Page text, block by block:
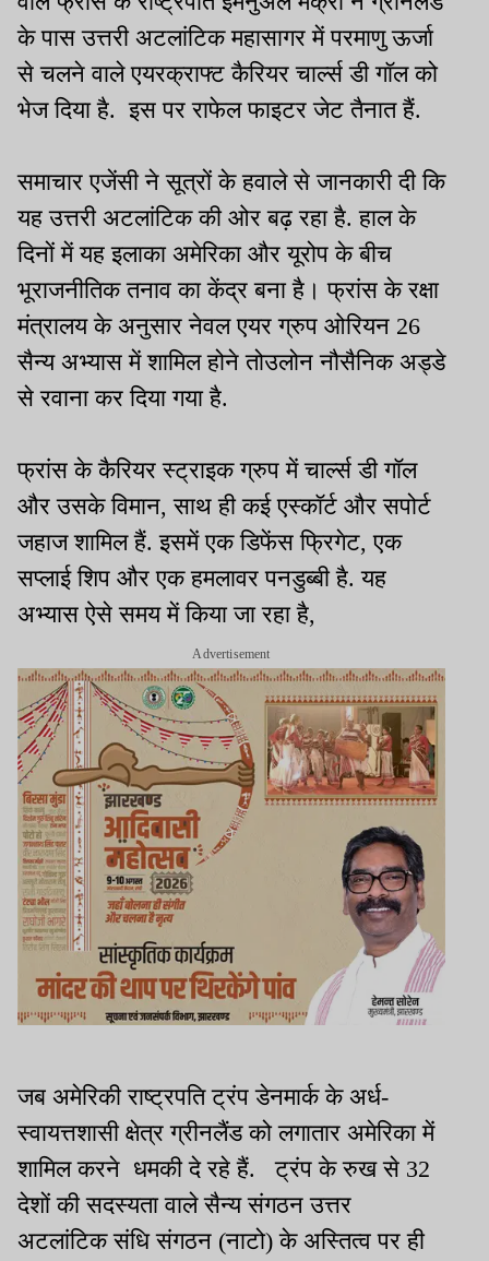
के पास उत्तरी अटलांटिक महासागर में परमाणु ऊर्जा
से चलने वाले एयरक्राफ्ट कैरियर चार्ल्स डी गॉल को
भेज दिया है. इस पर राफेल फाइटर जेट तैनात हैं.
समाचार एजेंसी ने सूत्रों के हवाले से जानकारी दी कि
यह उत्तरी अटलांटिक की ओर बढ़ रहा है. हाल के
दिनों में यह इलाका अमेरिका और यूरोप के बीच
भूराजनीतिक तनाव का केंद्र बना है। फ्रांस के रक्षा
मंत्रालय के अनुसार नेवल एयर ग्रुप ओरियन 26
सैन्य अभ्यास में शामिल होने तोउलोन नौसैनिक अड्डे
से रवाना कर दिया गया है.
फ्रांस के कैरियर स्ट्राइक ग्रुप में चार्ल्स डी गॉल
और उसके विमान, साथ ही कई एस्कॉर्ट और सपोर्ट
जहाज शामिल हैं. इसमें एक डिफेंस फ्रिगेट, एक
सप्लाई शिप और एक हमलावर पनडुब्बी है. यह
अभ्यास ऐसे समय में किया जा रहा है,
Advertisement
जब अमेरिकी राष्ट्रपति ट्रंप डेनमार्क के अर्ध-
स्वायत्तशासी क्षेत्र ग्रीनलैंड को लगातार अमेरिका में
शामिल करने धमकी दे रहे हैं. ट्रंप के रुख से 32
देशों की सदस्यता वाले सैन्य संगठन उत्तर
अटलांटिक संधि संगठन (नाटो) के अस्तित्व पर ही